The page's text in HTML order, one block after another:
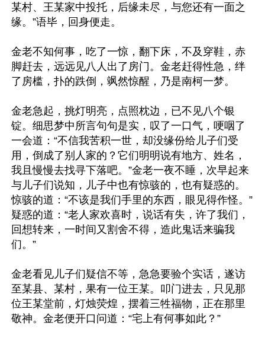
某村、王某家中投托，后缘未尽，与您还有一面之
缘。”语毕，回身便走。
金老不知何事，吃了一惊，翻下床，不及穿鞋，赤
脚赶去，远远见八人出了房门。金老赶得性急，绊
了房槛，扑的跌倒，飒然惊醒，乃是南柯一梦。
金老急起，挑灯明亮，点照枕边，已不见八个银
锭。细思梦中所言句句是实，叹了一口气，哽咽了
一会道：“不信我苦积一世，却没缘份给儿子们受
用，倒成了别人家的？它们明明说有地方、姓名，
我且慢慢去找寻下落吧。”金老一夜不睡，次早起来
与儿子们说知，儿子中也有惊骇的，也有疑惑的。
惊骇的道：“不该是我们手里的东西，眼见得作怪。”
疑惑的道：“老人家欢喜时，说话有失，许了我们，
回想转来，一时间又割舍不得，造此鬼话来骗我
们。”
金老看见儿子们疑信不等，急急要验个实话，遂访
至某县、某村，果有一位王某。叩门进去，只见那
位王某堂前，灯烛荧煌，摆着三牲福物，正在那里
敬神。金老便开口问道：“宅上有何事如此？”